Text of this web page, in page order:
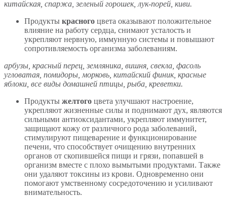
китайская, спаржа, зеленый горошек, лук-порей, киви.
Продукты красного цвета оказывают положительное
влияние на работу сердца, снимают усталость и
укрепляют нервную, иммунную системы и повышают
сопротивляемость организма заболеваниям.
арбузы, красный перец, земляника, вишня, свекла, фасоль
угловатая, помидоры, морковь, китайский финик, красные
яблоки, все виды домашней птицы, рыба, креветки.
Продукты желтого цвета улучшают настроение,
укрепляют жизненные силы и поднимают дух, являются
сильными антиоксидантами, укрепляют иммунитет,
защищают кожу от различного рода заболеваний,
стимулируют пищеварение и функционирование
печени, что способствует очищению внутренних
органов от скопившейся пищи и грязи, попавшей в
организм вместе с плохо вымытыми продуктами. Также
они удаляют токсины из крови. Одновременно они
помогают умственному сосредоточению и усиливают
внимательность.